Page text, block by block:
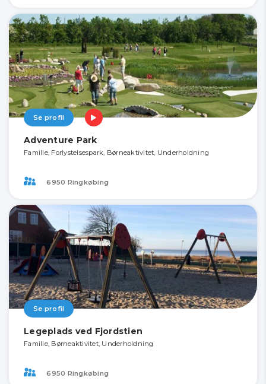
Se profil
Adventure Park
Familie, Forlystelsespark, Børneaktivitet, Underholdning
6950 Ringkøbing
Se profil
Legeplads ved Fjordstien
Familie, Børneaktivitet, Underholdning
6950 Ringkøbing